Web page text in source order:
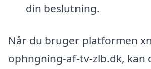
din beslutning.
Når du bruger platformen
ophngning-af-tv-zlb.dk, kan